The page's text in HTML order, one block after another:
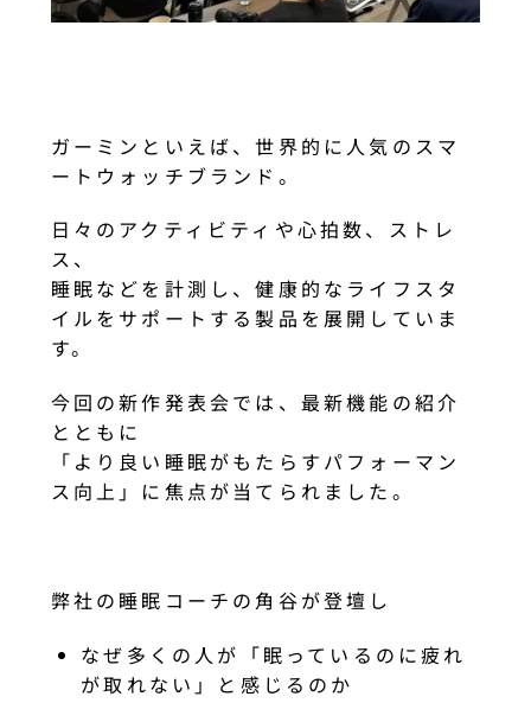
ガーミンといえば、世界的に人気のスマ
ートウォッチブランド。
日々のアクティビティや心拍数、ストレ
ス、
睡眠などを計測し、健康的なライフスタ
イルをサポートする製品を展開していま
す。
今回の新作発表会では、最新機能の紹介
とともに
「より良い睡眠がもたらすパフォーマン
ス向上」に焦点が当てられました。
弊社の睡眠コーチの角谷が登壇し
なぜ多くの人が「眠っているのに疲れ
が取れない」と感じるのか